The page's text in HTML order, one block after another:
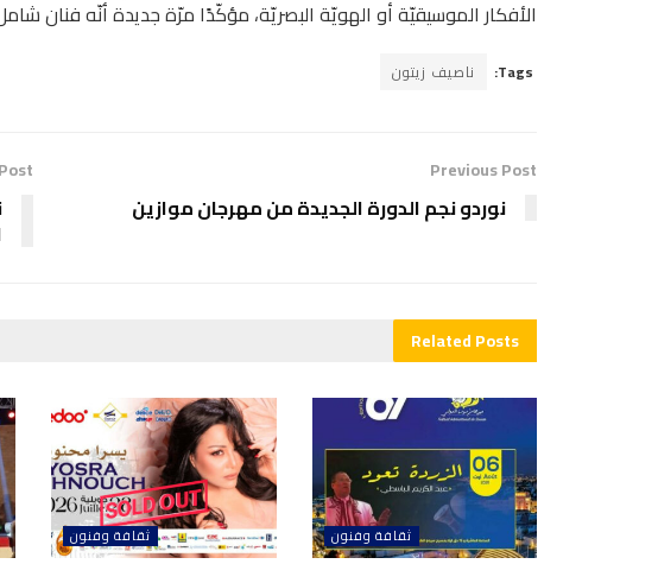
الأفكار الموسيقيّة أو الهويّة البصريّة، مؤكّدًا مرّة جديدة أنّه فنان
Tags: ناصيف زيتون
Previous Post
نوردو نجم الدورة الجديدة من مهرجان موازين
RelatedPosts
ثقافة وفنون ثقافة وفنون